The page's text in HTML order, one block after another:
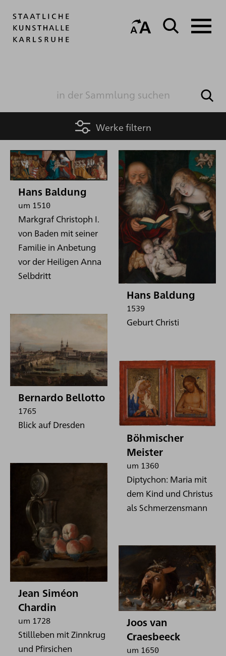
Werke filtern
Hans Baldung
um 1510
Markgraf Christoph I.
von Baden mit seiner
Familie in Anbetung
vor der Heiligen Anna
Selbdritt
Hans Baldung
1539
Geburt Christi
Bernardo Bellotto
1765
Blick auf Dresden
Böhmischer
Meister
um 1360
Diptychon: Maria mit
dem Kind und Christus
als Schmerzensmann
Jean Siméon
Chardin
um 1728
Stillleben mit Zinnkrug
und Pfirsichen
Joos van
Craesbeeck
um 1650